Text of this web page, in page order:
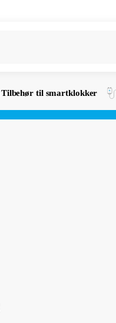
Tilbehør til smartklokker